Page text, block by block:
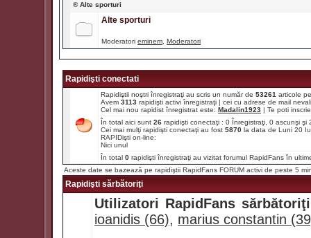
® Alte sporturi
Alte sporturi
Moderatori eminem Moderatori
Rapidişti conectati
Rapidiştii noştri înregistraţi au scris un număr de 53261 articole
Avem 3113 rapidişti activi înregistraţi | cei cu adrese de mail
Cel mai nou rapidist înregistrat este: Madalin1923 | Te poti
În total aici sunt 26 rapidişti conectaţi : 0 Înregistraţi, 0 ascunşi
Cei mai mulţi rapidişti conectaţi au fost 5870 la data de Luni 20
RAPIDişti on-line:
Nici unul
În total 0 rapidişti înregistraţi au vizitat forumul RapidFans în
Aceste date se bazează pe rapidiştii RapidFans FORUM activi de peste 5
Rapidişti sărbătoriţi
Utilizatori RapidFans
ioanidis (66), marius constantin